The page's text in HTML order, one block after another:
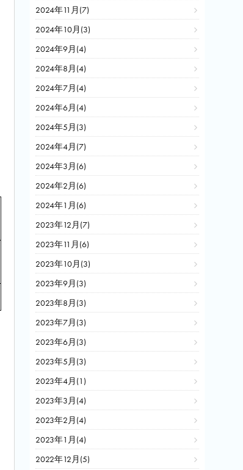
2024年11月(7)
2024年10月(3)
2024年9月(4)
2024年8月(4)
2024年7月(4)
2024年6月(4)
2024年5月(3)
2024年4月(7)
2024年3月(6)
2024年2月(6)
2024年1月(6)
2023年12月(7)
2023年11月(6)
2023年10月(3)
2023年9月(3)
2023年8月(3)
2023年7月(3)
2023年6月(3)
2023年5月(3)
2023年4月(1)
2023年3月(4)
2023年2月(4)
2023年1月(4)
2022年12月(5)